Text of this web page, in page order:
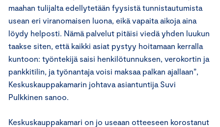
maahan tulijalta edellytetään fyysistä tunnistautumista
usean eri viranomaisen luona, eikä vapaita aikoja aina
löydy helposti. Nämä palvelut pitäisi viedä yhden luukun
taakse siten, että kaikki asiat pystyy hoitamaan kerralla
kuntoon: työntekijä saisi henkilötunnuksen, verokortin ja
pankkitilin, ja työnantaja voisi maksaa palkan ajallaan”,
Keskuskauppakamarin johtava asiantuntija Suvi
Pulkkinen sanoo.
Keskuskauppakamari on jo useaan otteeseen korostanut